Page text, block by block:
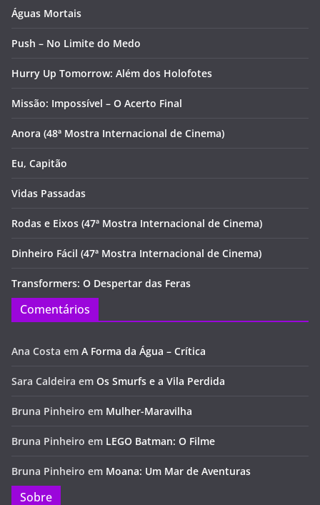
Águas Mortais
Push – No Limite do Medo
Hurry Up Tomorrow: Além dos Holofotes
Missão: Impossível – O Acerto Final
Anora (48ª Mostra Internacional de Cinema)
Eu, Capitão
Vidas Passadas
Rodas e Eixos (47ª Mostra Internacional de Cinema)
Dinheiro Fácil (47ª Mostra Internacional de Cinema)
Transformers: O Despertar das Feras
Comentários
Ana Costa em A Forma da Água – Crítica
Sara Caldeira em Os Smurfs e a Vila Perdida
Bruna Pinheiro em Mulher-Maravilha
Bruna Pinheiro em LEGO Batman: O Filme
Bruna Pinheiro em Moana: Um Mar de Aventuras
Sobre